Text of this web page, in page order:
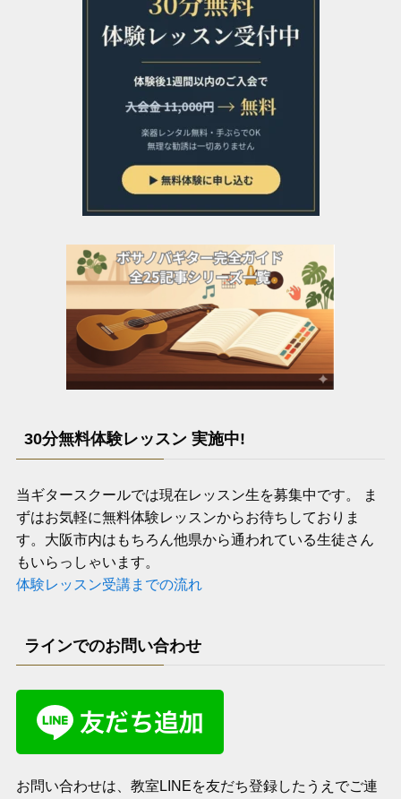
30分無料体験レッスン 実施中!
当ギタースクールでは現在レッスン生を募集中です。 ま
ずはお気軽に無料体験レッスンからお待ちしておりま
す。大阪市内はもちろん他県から通われている生徒さん
もいらっしゃいます。
体験レッスン受講までの流れ
ラインでのお問い合わせ
お問い合わせは、教室LINEを友だち登録したうえでご連